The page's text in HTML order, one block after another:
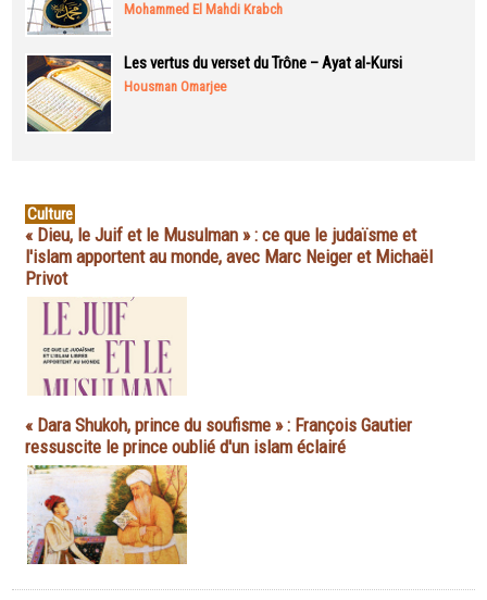
Mohammed El Mahdi Krabch
Les vertus du verset du Trône – Ayat al-Kursi
Housman Omarjee
Culture
« Dieu, le Juif et le Musulman » : ce que le judaïsme et
l'islam apportent au monde, avec Marc Neiger et Michaël
Privot
« Dara Shukoh, prince du soufisme » : François Gautier
ressuscite le prince oublié d'un islam éclairé